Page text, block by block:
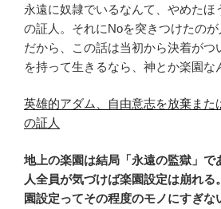
永遠に奴隷でいるなんて、やめたほ
の証人。それにNoを突きつけたのが
だから、この話は当初から決着がつ
を持って生きるなら、神とか楽園な
英雄的アダム、自由意志を放棄また
の証人
地上の楽園は結局「永遠の監獄」で
人全員が気づけば楽園設定は崩れる
園設定ってその程度のモノにすぎな